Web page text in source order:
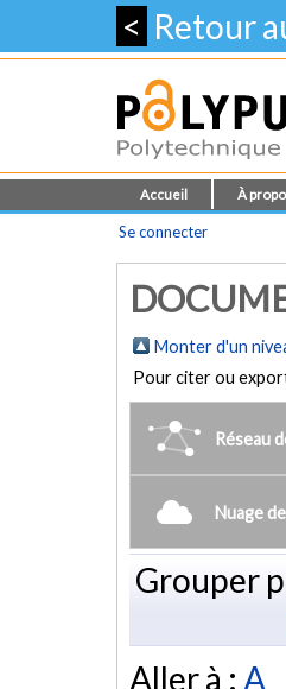
< Retour
Accueil À
Se connecter
Monter d'un
Pour citer ou
Réseau
Nuage
Grouper
Aller à : A